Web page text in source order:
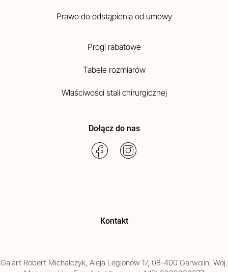
Prawo do odstąpienia od umowy
Progi rabatowe
Tabele rozmiarów
Właściwości stali chirurgicznej
Dołącz do nas
Kontakt
Galart Robert Michalczyk, Aleja Legionów 17, 08-400 Garwolin, Woj.